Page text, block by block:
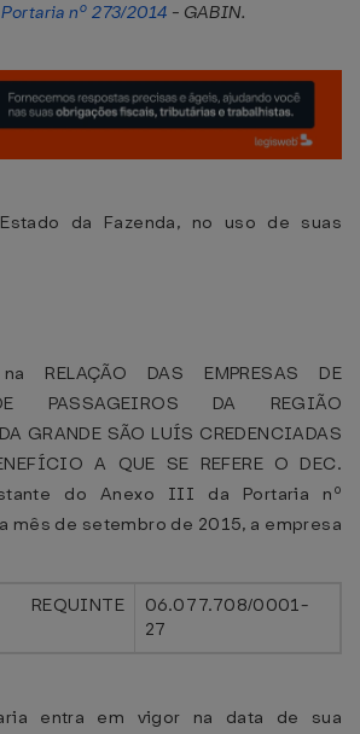
Portaria nº 273/2014 - GABIN.
da Fazenda, no uso de suas
RELAÇÃO DAS EMPRESAS DE
PASSAGEIROS DA REGIÃO
GRANDE SÃO LUÍS CREDENCIADAS
A QUE SE REFERE O DEC.
do Anexo III da Portaria nº
mês de setembro de 2015, a empresa
REQUINTE
06.077.708/0001-
27
entra em vigor na data de sua